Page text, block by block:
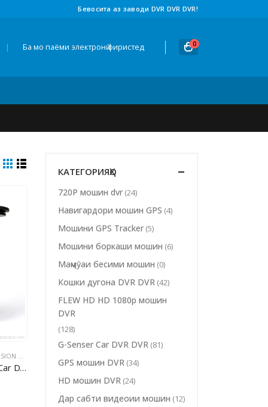
Бевосита аз заводи DVR DVR DVR!
| Ба мо паёми электронӣ фиристед 0
DVR
vision
КАТЕГОРИЯҲО
720P мошин dvr (24)
Навигардори мошин GPS (4)
Мошини GPS Tracker (5)
Мошини боркаши мошин (6)
Маҷмӯаи бесими мошин (0)
Кошки дугона DVR DVR (42)
FLEW HD HD 1080p мошин
DVR
(128)
G-Senser Car DVR DVR (81)
GPS мошин DVR (34)
HD мошин DVR (24)
Дар сабти видеоии мошин (12)